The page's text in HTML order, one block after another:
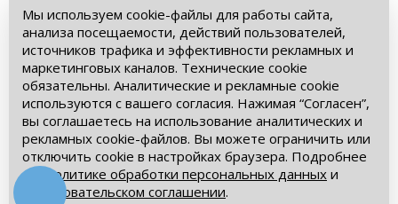
Санкт-Петербург Саранск Саратов Смоленск Сочи Ставрополь Стерлитамак
Сургут Таганрог Тамбов Тверь Томск Тула Тюмень Улан-Удэ Ульяновск Уфа
Хабаровск Чебоксары Челябинск Череповец Чита Ярославль
2026 © Компания «Буровые Машины». Все права
защищены. Обращаем Ваше внимание на то, что данный
интернет-сайт носит исключительно информационный
характер и ни при каких условиях информационные
материалы и цены, размещенные на сайте, не является
публичной офертой, определяемой положениями Статьи
437 Гражданского кодекса РФ.
Политика обработки персональных данных
Пользовательское соглашение
Мы используем cookie-файлы для работы сайта,
анализа посещаемости, действий пользователей,
источников трафика и эффективности рекламных и
маркетинговых каналов. Технические cookie
обязательны. Аналитические и рекламные cookie
используются с вашего согласия. Нажимая “Согласен”,
вы соглашаетесь на использование аналитических и
рекламных cookie-файлов. Вы можете ограничить или
отключить cookie в настройках браузера. Подробнее
– в
Политике обработки персональных данных и
Пользовательском соглашении.